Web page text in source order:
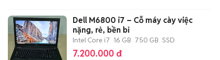
Dell M6800 i7 – Cỗ máy cày việc
nặng, rẻ, bền bỉ
Intel Core i7 16 GB 750 GB SSD
7.200.000 đ